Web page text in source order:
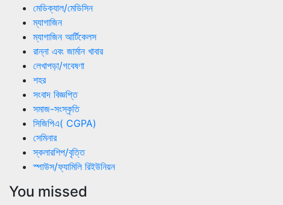
মেডিক্যাল/মেডিসিন
ম্যাগাজিন
ম্যাগাজিন আর্টিকেলস
রান্না এবং জার্মান খাবার
লেখাপড়া/গবেষণা
শহর
সংবাদ বিজ্ঞপ্তি
সমাজ-সংস্কৃতি
সিজিপিএ( CGPA)
সেমিনার
স্কলারশিপ/বৃত্তি
স্পাউস/ফ্যামিলি রিইউনিয়ন
You missed